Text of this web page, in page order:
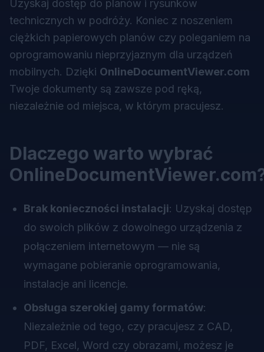
Uzyskaj dostęp do planów i rysunków
technicznych w podróży. Koniec z noszeniem
ciężkich papierowych planów czy poleganiem na
oprogramowaniu nieprzyjaznym dla urządzeń
mobilnych. Dzięki OnlineDocumentViewer.com
Twoje dokumenty są zawsze pod ręką,
niezależnie od miejsca, w którym pracujesz.
Dlaczego warto wybrać
Brak konieczności instalacji: Uzyskaj dostęp
do swoich plików z dowolnego urządzenia z
połączeniem internetowym — nie są
wymagane pobieranie oprogramowania,
instalacje ani licencje.
Obsługa szerokiej gamy formatów:
Niezależnie od tego, czy pracujesz z CAD,
PDF, Excel, Word czy obrazami, możesz je